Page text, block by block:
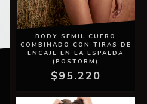
BODY SEMIL CUERO
COMBINADO CON TIRAS DE
ENCAJE EN LA ESPALDA
(POSTORM)
$95.220